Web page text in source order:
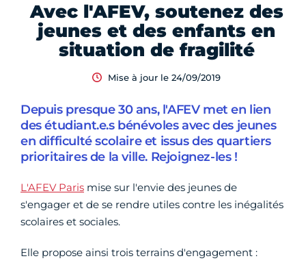
Avec l'AFEV, soutenez des
jeunes et des enfants en
situation de fragilité
Mise à jour le 24/09/2019
Depuis presque 30 ans, l'AFEV met en lien
des étudiant.e.s bénévoles avec des jeunes
en difficulté scolaire et issus des quartiers
prioritaires de la ville. Rejoignez-les !
L'AFEV Paris mise sur l'envie des jeunes de
s'engager et de se rendre utiles contre les inégalités
scolaires et sociales.
Elle propose ainsi trois terrains d'engagement :